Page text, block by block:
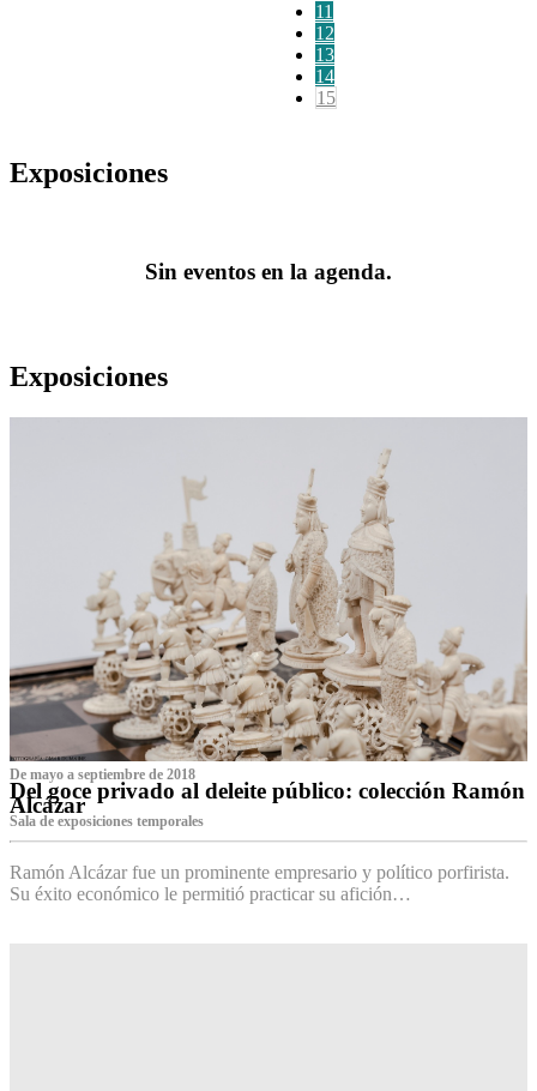
11
12
13
14
15
Exposiciones
Sin eventos en la agenda.
Exposiciones
De mayo a septiembre de 2018
Del goce privado al deleite público: colección Ramón
Alcázar
Sala de exposiciones temporales
Ramón Alcázar fue un prominente empresario y político porfirista.
Su éxito económico le permitió practicar su afición…